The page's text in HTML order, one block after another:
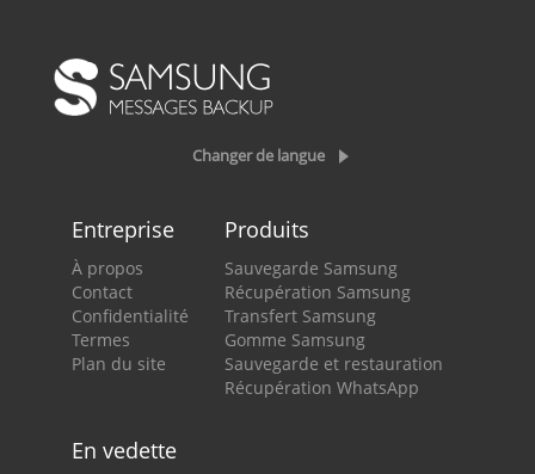
Changer de langue
Entreprise
À propos
Contact
Confidentialité
Termes
Plan du site
Produits
Sauvegarde Samsung
Récupération Samsung
Transfert Samsung
Gomme Samsung
Sauvegarde et restauration
Récupération WhatsApp
En vedette